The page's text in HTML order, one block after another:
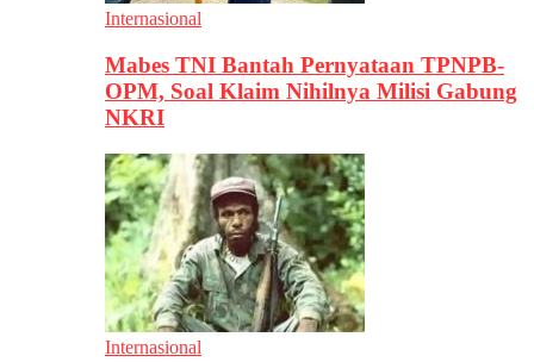
Internasional
Mabes TNI Bantah Pernyataan TPNPB-
OPM, Soal Klaim Nihilnya Milisi Gabung
NKRI
Internasional